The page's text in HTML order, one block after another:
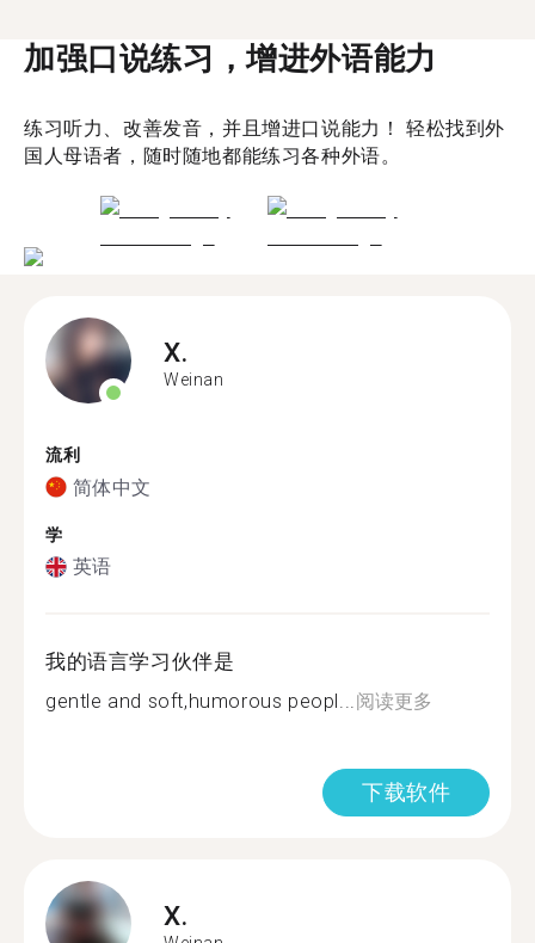
加强口说练习，增进外语能力
练习听力、改善发音，并且增进口说能力！ 轻松找到外
国人母语者，随时随地都能练习各种外语。
X.
Weinan
流利
简体中文
学
英语
我的语言学习伙伴是
gentle and soft,humorous peopl...阅读更多
下载软件
X.